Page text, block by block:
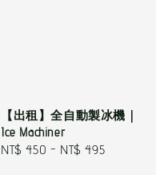
【出租】全自動製冰機｜
Ice Machiner
Regular
NT$ 450 - NT$ 495